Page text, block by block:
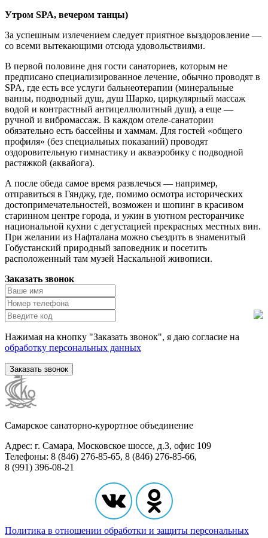
Утром SPA, вечером танцы)
За успешным излечением следует приятное выздоровление —
со всеми вытекающими отсюда удовольствиями.
В первой половине дня гости санаториев, которым не
предписано специализированное лечение, обычно проводят в
SPA, где есть все услуги бальнеотерапии (минеральные
ванны, подводный душ, душ Шарко, циркулярный массаж
водой и контрастный антицеллюлитный душ), а еще —
ручной и вибромассаж. В каждом отеле-санатории
обязательно есть бассейны и хаммам. Для гостей «общего
профиля» (без специальных показаний) проводят
оздоровительную гимнастику и акваэробику с подводной
растяжкой (аквайога).
А после обеда самое время развлечься — например,
отправиться в Гянджу, где, помимо осмотра исторических
достопримечательностей, возможен и шопинг в красивом
старинном центре города, и ужин в уютном ресторанчике
национальной кухни с дегустацией прекрасных местных вин.
При желании из Нафталана можно съездить в знаменитый
Гобустанский природный заповедник и посетить
расположенный там музей Наскальной живописи.
Заказать звонок
Нажимая на кнопку "Заказать звонок", я даю согласие на
обработку персональных данных
Заказать звонок
Самарское санаторно-курортное объединение
Адрес: г. Самара, Московское шоссе, д.3, офис 109
Телефоны: 8 (846) 276-85-65, 8 (846) 276-85-66,
8 (991) 396-08-21
Политика в отношении обработки и защиты персональных